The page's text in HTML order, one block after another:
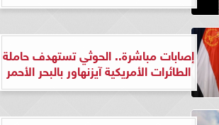
إصابات مباشرة.. الحوثي تستهدف حاملة
الطائرات الأمريكية آيزنهاور بالبحر الأحمر